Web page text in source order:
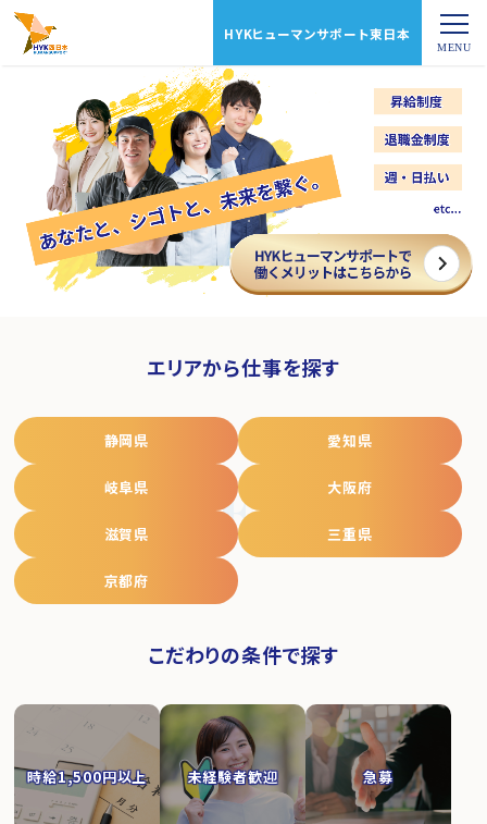
HYKヒューマンサポート東日本
エリアから仕事を探す
JOB SEARCH
静岡県 愛知県
岐阜県 大阪府
滋賀県 三重県
京都府
こだわりの条件で探す
時給1,500円以上 未経験者歓迎 急募